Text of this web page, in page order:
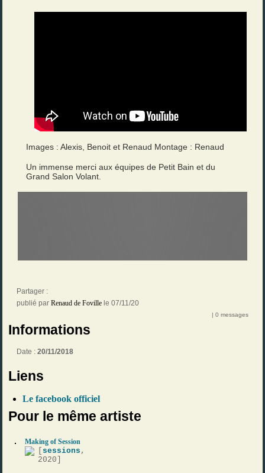
Images : Alexis, Benoit et Renaud Montage : Renaud
Un immense merci aux équipes de Petit Bain et du
Grand Salon Volant.
Partager :
publié par Renaud de Foville le 07/11/20
| 0 messages
Informations
Date :20/11/2018
Liens
Le facebook officiel
Pour le même artiste
Making of Session
sessions ,
2020]